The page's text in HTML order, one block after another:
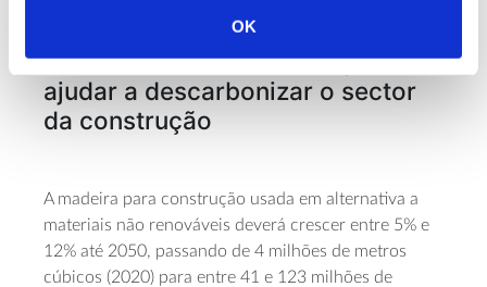
OK
Até mais 12% de madeira para
ajudar a descarbonizar o sector
da construção
A madeira para construção usada em alternativa a
materiais não renováveis deverá crescer entre 5% e
12% até 2050, passando de 4 milhões de metros
cúbicos (2020) para entre 41 e 123 milhões de